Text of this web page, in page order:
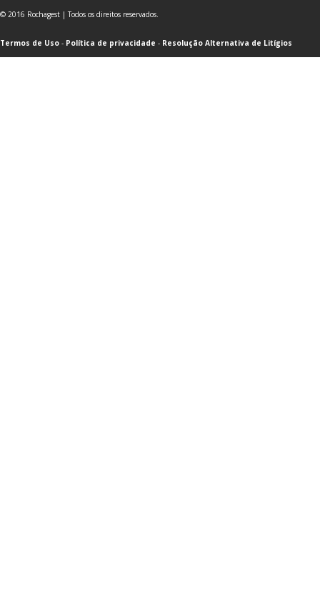
© 2016 Rochagest | Todos os direitos reservados.
Termos de Uso - Política de privacidade - Resolução Alternativa de Litígios